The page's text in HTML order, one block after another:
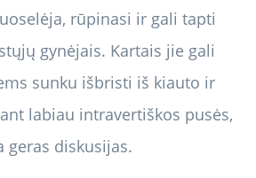
rūpinasi ir gali tapti
gynėjais. Kartais jie gali
sunku išbristi iš kiauto ir
labiau intravertiškos pusės,
geras diskusijas.